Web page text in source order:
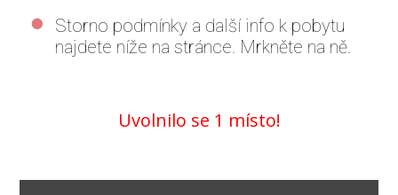
Storno podmínky a další info k pobytu
najdete níže na stránce. Mrkněte na ně.
Uvolnilo se 1 místo!